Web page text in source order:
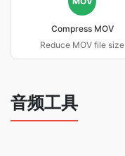
Compress MOV
Reduce MOV file size
音频工具